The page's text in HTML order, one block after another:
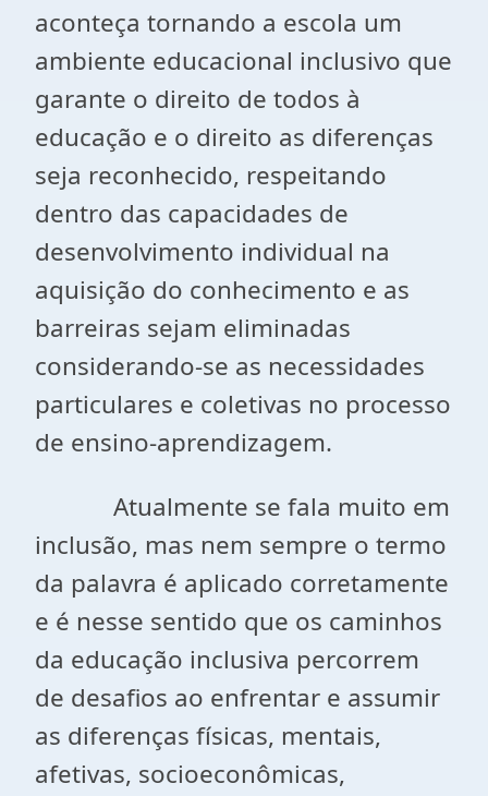
aconteça tornando a escola um
ambiente educacional inclusivo que
garante o direito de todos à
educação e o direito as diferenças
seja reconhecido, respeitando
dentro das capacidades de
desenvolvimento individual na
aquisição do conhecimento e as
barreiras sejam eliminadas
considerando-se as necessidades
particulares e coletivas no processo
de ensino-aprendizagem.
Atualmente se fala muito em
inclusão, mas nem sempre o termo
da palavra é aplicado corretamente
e é nesse sentido que os caminhos
da educação inclusiva percorrem
de desafios ao enfrentar e assumir
as diferenças físicas, mentais,
afetivas, socioeconômicas,